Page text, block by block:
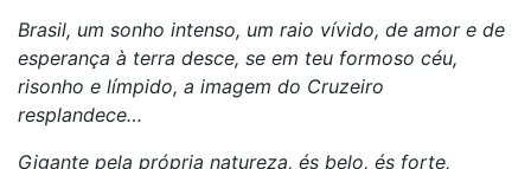
Brasil, um sonho intenso, um raio vívido, de amor e de
esperança à terra desce, se em teu formoso céu,
risonho e límpido, a imagem do Cruzeiro
resplandece…
Gigante pela própria natureza, és belo, és forte,